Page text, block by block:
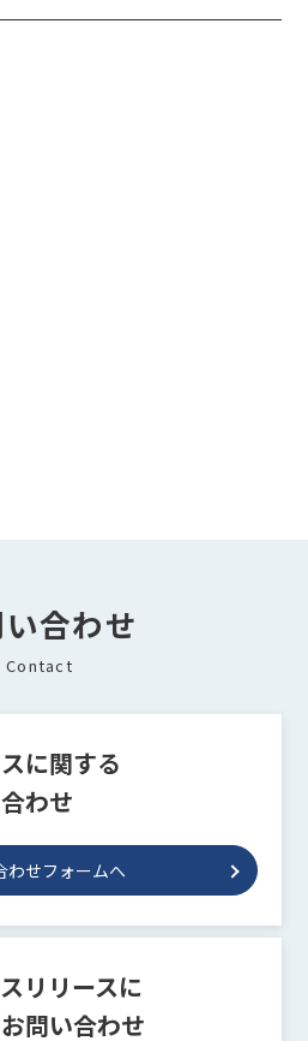
合わせ
Contact
に関する
わせ
わせフォームへ
リリースに
問い合わせ